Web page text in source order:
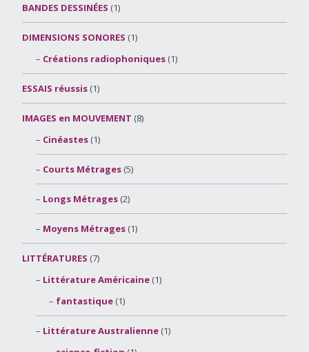
BANDES DESSINÉES (1)
DIMENSIONS SONORES (1)
Créations radiophoniques(1)
ESSAIS réussis (1)
IMAGES en MOUVEMENT (8)
Cinéastes(1)
Courts Métrages(5)
Longs Métrages(2)
Moyens Métrages(1)
LITTÉRATURES (7)
Littérature Américaine(1)
fantastique (1)
Littérature Australienne(1)